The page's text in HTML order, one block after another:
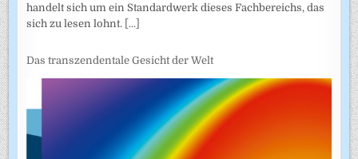
handelt sich um ein Standardwerk dieses Fachbereichs, das
sich zu lesen lohnt. [...]
Das transzendentale Gesicht der Welt